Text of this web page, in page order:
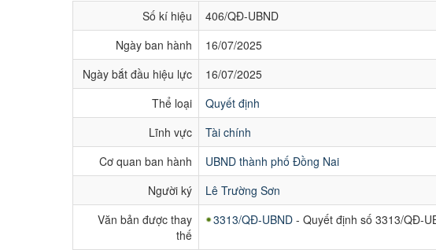
Số kí hiệu
406/QĐ-UBND
Ngày ban hành
16/07/2025
Ngày bắt đầu hiệu lực
16/07/2025
Thể loại
Quyết định
Lĩnh vực
Tài chính
Cơ quan ban hành
UBND thành phố Đồng Nai
Người ký
Lê Trường Sơn
Văn bản được thay
thế
3313/QĐ-UBND - Quyết định số 3313/QĐ-